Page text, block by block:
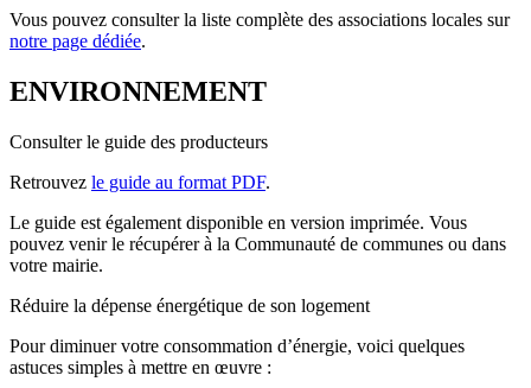
Vous pouvez consulter la liste complète des associations locales sur
notre page dédiée.
ENVIRONNEMENT
Consulter le guide des producteurs
Retrouvez le guide au format PDF.
Le guide est également disponible en version imprimée. Vous
pouvez venir le récupérer à la Communauté de communes ou dans
votre mairie.
Réduire la dépense énergétique de son logement
Pour diminuer votre consommation d’énergie, voici quelques
astuces simples à mettre en œuvre :